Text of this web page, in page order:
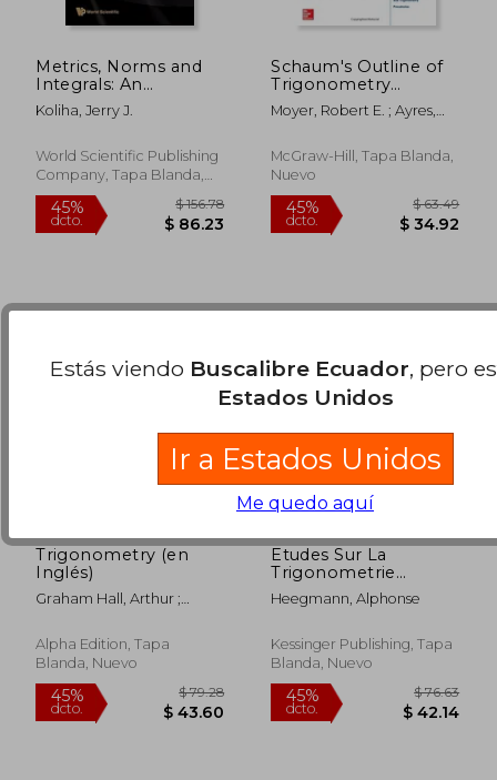
$ 52.67 $
40%
dcto. $ 25.64
40%
dcto. $
Metrics, Norms and
Integrals: An
Introduction to
Contemporary
Koliha, Jerry J.
World Scientific Publishing
Company, Tapa Blanda,
Nuevo
Schaum's Outline of
Trigonometry
(Schaum's Outlines)
(en Inglés)
Moyer, Robert E. ; Ayres,
McGraw-Hill, Tapa Blanda,
Nuevo
Trigonometry (en
Inglés)
Graham Hall, Arthur ;
Alpha Edition, Tapa
Blanda, Nuevo
Etudes Sur La
Trigonometrie
Spherique: Suivies De
Nouvelles Tables
(1851) (en Francés)
Heegmann, Alphonse
Kessinger Publishing, Tapa
Blanda, Nuevo
Estás viendo Buscalibre Ecuador, pero
Estados Unidos
Ir a Estados Unidos
Me quedo aquí